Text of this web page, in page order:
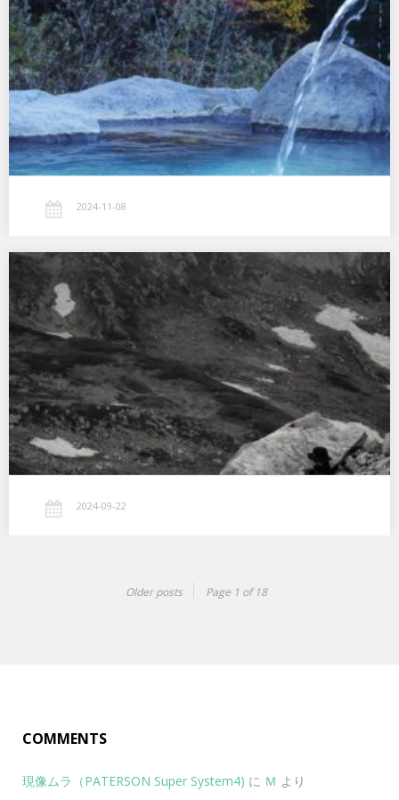
秘湯に浸かる
奥鬼怒ハイキングコースを歩くこと約2時間半 徒歩でしか行けない
温泉宿 お湯良し 料理良し 何もしない贅沢時間良し #手白澤温泉…
2024-11-08
GRIII 最高！
このコンパクトさと高画質は山にはもってこいの1台本当に素晴ら
しい ほとんどの人はスマホ 拘りのある人はミラーレス1眼って感じ
2024-09-22
Older posts Page 1 of 18
COMMENTS
現像ムラ（PATERSON Super System4) に Ｍ より